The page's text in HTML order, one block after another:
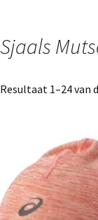
Sjaals
Resultaat 1–24 van